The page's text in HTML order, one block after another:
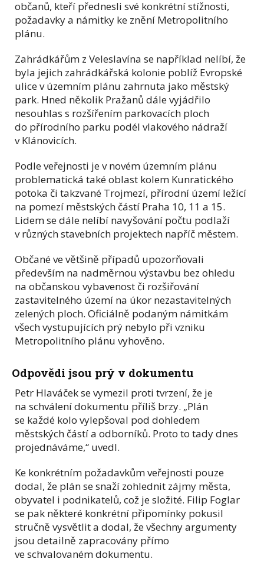
občanů, kteří přednesli své konkrétní stížnosti,
požadavky a námitky ke znění Metropolitního
plánu.
Zahrádkářům z Veleslavína se například nelíbí, že
byla jejich zahrádkářská kolonie poblíž Evropské
ulice v územním plánu zahrnuta jako městský
park. Hned několik Pražanů dále vyjádřilo
nesouhlas s rozšířením parkovacích ploch
do přírodního parku podél vlakového nádraží
v Klánovicích.
Podle veřejnosti je v novém územním plánu
problematická také oblast kolem Kunratického
potoka či takzvané Trojmezí, přírodní území ležící
na pomezí městských částí Praha 10, 11 a 15.
Lidem se dále nelíbí navyšování počtu podlaží
v různých stavebních projektech napříč městem.
Občané ve většině případů upozorňovali
především na nadměrnou výstavbu bez ohledu
na občanskou vybavenost či rozšiřování
zastavitelného území na úkor nezastavitelných
zelených ploch. Oficiálně podaným námitkám
všech vystupujících prý nebylo při vzniku
Metropolitního plánu vyhověno.
Odpovědi jsou prý v dokumentu
Petr Hlaváček se vymezil proti tvrzení, že je
na schválení dokumentu příliš brzy. „Plán
se každé kolo vylepšoval pod dohledem
městských částí a odborníků. Proto to tady dnes
projednáváme,“ uvedl.
Ke konkrétním požadavkům veřejnosti pouze
dodal, že plán se snaží zohlednit zájmy města,
obyvatel i podnikatelů, což je složité. Filip Foglar
se pak některé konkrétní připomínky pokusil
stručně vysvětlit a dodal, že všechny argumenty
jsou detailně zapracovány přímo
ve schvalovaném dokumentu.